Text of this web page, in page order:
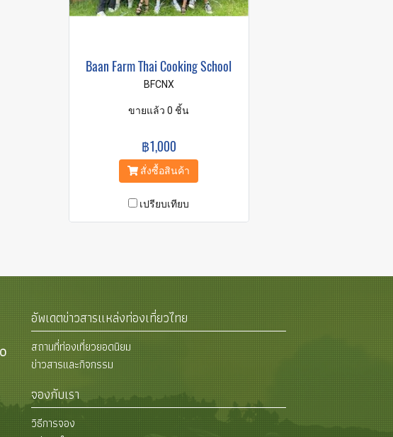
Baan Farm Thai Cooking School
BFCNX
ขายแล้ว 0 ชิ้น
฿1,000
สั่งซื้อสินค้า
เปรียบเทียบ
อัพเดตข่าวสารแหล่งท่องเที่ยวไทย
สถานที่ท่องเที่ยวยอดนิยม
ข่าวสารและกิจกรรม
จองกับเรา
วิธีการจอง